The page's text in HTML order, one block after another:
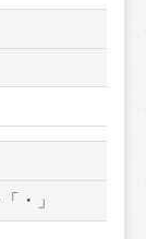
・」